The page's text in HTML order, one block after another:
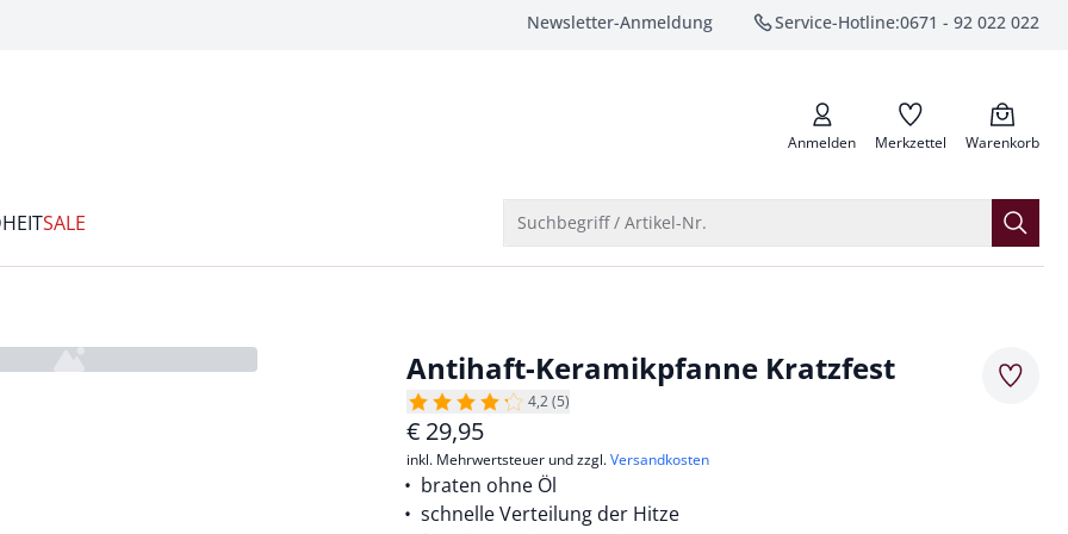
Newsletter-Anmeldung Service-Hotline:0671 - 92 022 022
anrufen
Anmelden Merkzettel Warenkorb
SALE Suchbegriff / Artikel-Nr.
Antihaft-Keramikpfanne Kratzfest
4,2 (5)
€ 29,95
inkl. Mehrwertsteuer und zzgl.Versandkosten
braten ohne Öl
schnelle Verteilung der Hitze